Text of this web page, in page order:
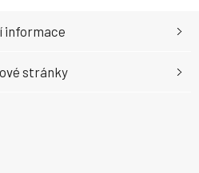
informace
stránky